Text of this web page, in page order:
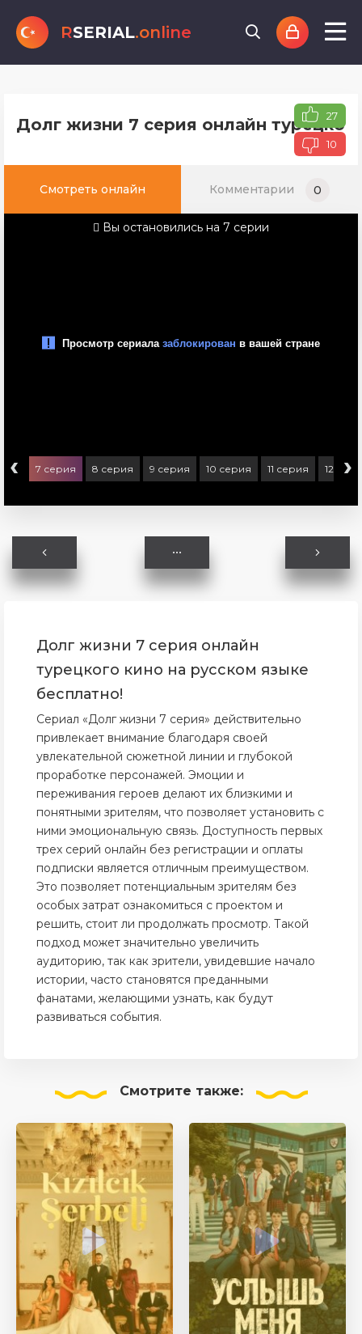
RSERIAL.online
Долг жизни 7 серия онлайн 27
10
Смотреть онлайн Комментарии 0
Вы остановились на 7 серии
‹ 7 серия 8 серия 9 серия 10 серия 11 серия 12 ›
Долг жизни 7 серия онлайн
турецкого кино на русском языке
бесплатно!
Сериал «Долг жизни 7 серия» действительно
привлекает внимание благодаря своей
увлекательной сюжетной линии и глубокой
проработке персонажей. Эмоции и
переживания героев делают их близкими и
понятными зрителям, что позволяет установить с
ними эмоциональную связь. Доступность первых
трех серий онлайн без регистрации и оплаты
подписки является отличным преимуществом.
Это позволяет потенциальным зрителям без
особых затрат ознакомиться с проектом и
решить, стоит ли продолжать просмотр. Такой
подход может значительно увеличить
аудиторию, так как зрители, увидевшие начало
истории, часто становятся преданными
фанатами, желающими узнать, как будут
развиваться события.
Смотрите также: